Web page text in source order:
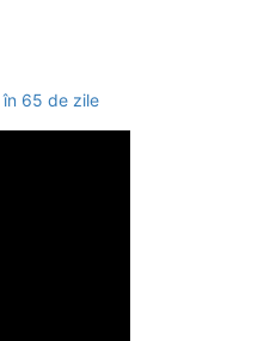
în 65 de zile